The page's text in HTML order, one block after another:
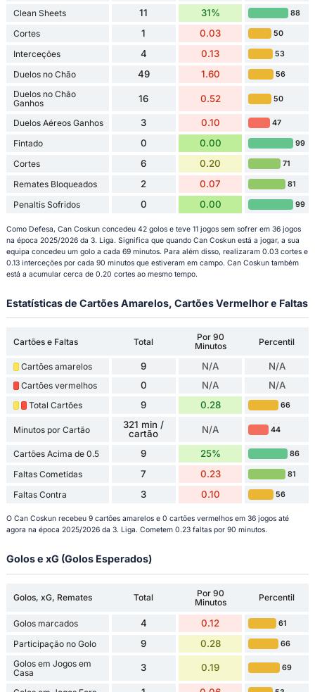
Clean Sheets 11 31% 88
Cortes 1 0.03 50
Interceções 4 0.13 53
Duelos no Chão 49 1.60 56
Duelos no Chão
Ganhos
16 0.52 50
Duelos Aéreos Ganhos 3 0.10 47
Fintado 0 0.00 99
Cortes 6 0.20 71
Remates Bloqueados 2 0.07 81
Penaltis Sofridos 0 0.00 99
Como Defesa, Can Coskun concedeu 42 golos e teve 11 jogos sem sofrer em 36 jogos
na época 2025/2026 da 3. Liga. Significa que quando Can Coskun está a jogar, a sua
equipa concedeu um golo a cada 69 minutos. Para além disso, realizaram 0.03 cortes e
0.13 interceções por cada 90 minutos que estiveram em campo. Can Coskun também
está a acumular cerca de 0.20 cortes ao mesmo tempo.
Estatísticas de Cartões Amarelos, Cartões Vermelhor e Faltas
Cartões e Faltas Total
Por 90
Minutos
Percentil
Cartões amarelos 9 N/A N/A
Cartões vermelhos 0 N/A N/A
Total Cartões 9 0.28 66
Minutos por Cartão
321 min /
cartão
N/A 44
Cartões Acima de 0.5 9 25% 86
Faltas Cometidas 7 0.23 81
Faltas Contra 3 0.10 56
O Can Coskun recebeu 9 cartões amarelos e 0 cartões vermelhos em 36 jogos até
agora na época 2025/2026 da 3. Liga. Cometem 0.23 faltas por 90 minutos.
Golos e xG (Golos Esperados)
Golos, xG, Remates Total
Por 90
Minutos
Percentil
Golos marcados 4 0.12 61
Participação no Golo 9 0.28 66
Golos em Jogos em
Casa
3 0.19 69